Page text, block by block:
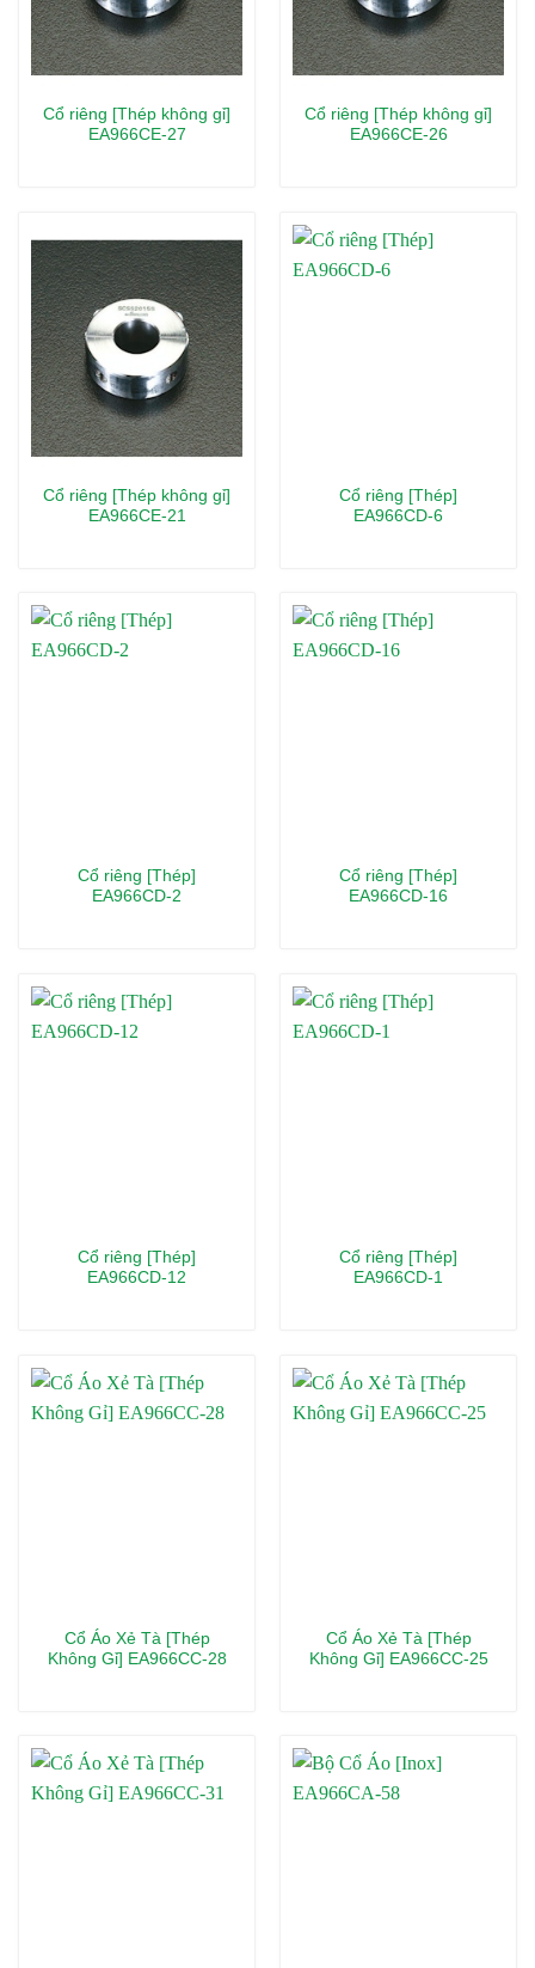
Cổ riêng [Thép không gỉ]
EA966CE-27
Cổ riêng [Thép không gỉ]
EA966CE-26
Cổ riêng [Thép không gỉ]
EA966CE-21
Cổ riêng [Thép]
EA966CD-6
Cổ riêng [Thép]
EA966CD-2
Cổ riêng [Thép]
EA966CD-16
Cổ riêng [Thép]
EA966CD-12
Cổ riêng [Thép]
EA966CD-1
Cổ Áo Xẻ Tà [Thép
Không Gỉ] EA966CC-28
Cổ Áo Xẻ Tà [Thép
Không Gỉ] EA966CC-25